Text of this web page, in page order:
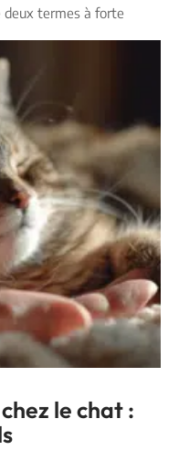
deux termes à forte
le chat :